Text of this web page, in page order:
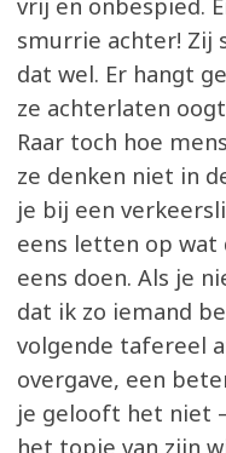
vrij en onbespied.
smurrie achter! Zij
dat wel. Er hangt
ze achterlaten
Raar toch hoe
ze denken niet in
je bij een
eens letten op wat
eens doen. Als je
dat ik zo iemand
volgende tafereel
overgave, een
je gelooft het niet
het topje van zijn